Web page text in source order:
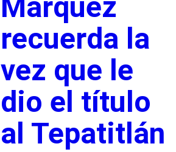
Márquez
recuerda la
vez que le
dio el título
al Tepatitlán